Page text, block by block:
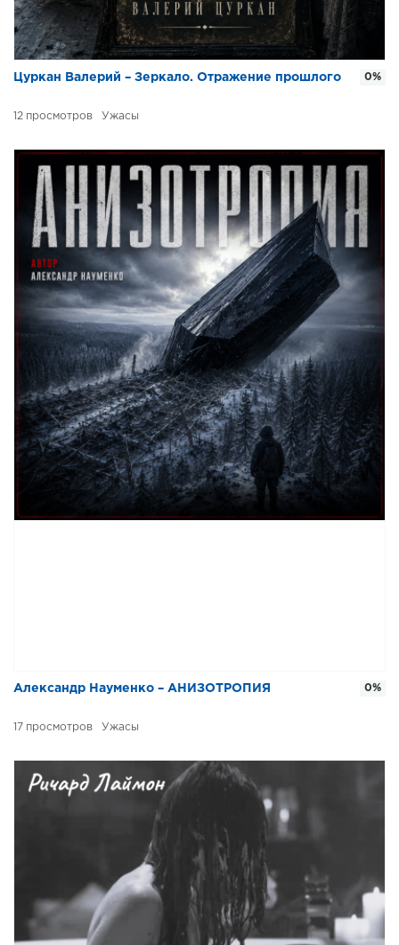
Цуркан Валерий – Зеркало. Отражение прошлого
12 Ужасы
0%
Александр Науменко – АНИЗОТРОПИЯ
17 Ужасы
0%